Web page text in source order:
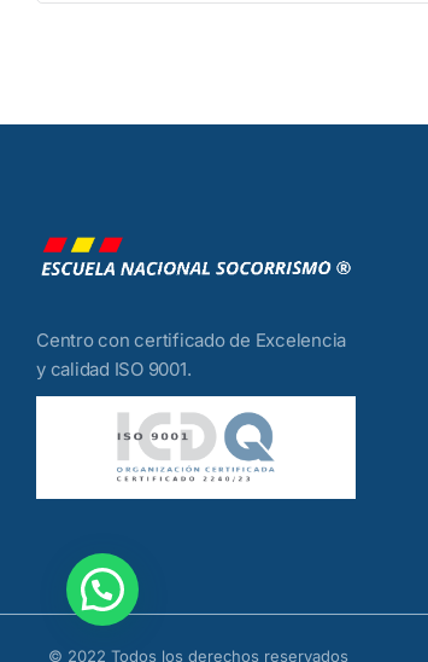
Centro con certificado de Excelencia
y calidad ISO 9001.
© 2022 Todos los derechos reservados